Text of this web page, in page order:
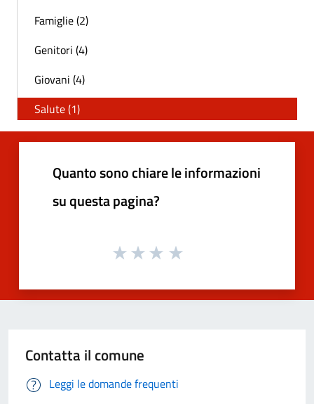
Famiglie (2)
Genitori (4)
Giovani (4)
Salute (1)
Quanto sono chiare le informazioni
su questa pagina?
Contatta il comune
Leggi le domande frequenti